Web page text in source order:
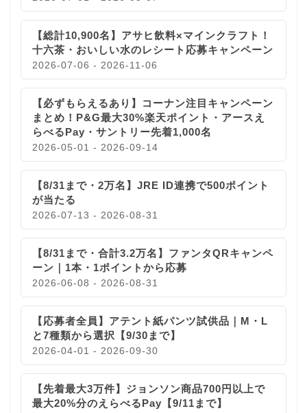
【総計10,900名】アサヒ飲料×マインクラフト！
十六茶・おいしい水のレシート応募キャンペーン
2026-07-06 - 2026-11-06
【必ずもらえるあり】コーナン注目キャンペーン
まとめ！P&G最大30%楽天ポイント・アースえ
らべるPay・サントリー先着1,000名
2026-05-01 - 2026-09-14
【8/31まで・2万名】JRE ID連携で500ポイント
が当たる
2026-07-13 - 2026-08-31
【8/31まで・合計3.2万名】ファンタQRキャンペ
ーン｜1本・1ポイントから応募
2026-06-08 - 2026-08-31
【応募者全員】アテント紙パンツ試供品｜M・L
と7種類から選択【9/30まで】
2026-04-01 - 2026-09-30
【先着最大3万件】ジョンソン商品700円以上で
最大20%分のえらべるPay【9/11まで】